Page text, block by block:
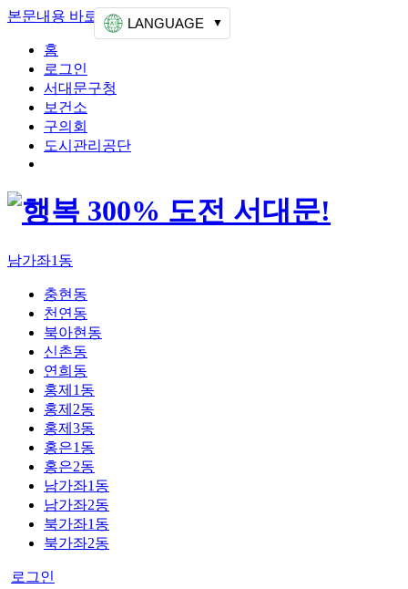
본문내용 바로가기 상단메뉴 가기
홈
로그인
서대문구청
보건소
구의회
도시관리공단
남가좌1동
충현동
천연동
북아현동
신촌동
연희동
홍제1동
홍제2동
홍제3동
홍은1동
홍은2동
남가좌1동
남가좌2동
북가좌1동
북가좌2동
로그인
LANGUAGE